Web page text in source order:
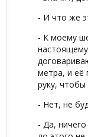
- И что же
- К моему
метра, и её
руку,
- Нет, не
- Да,